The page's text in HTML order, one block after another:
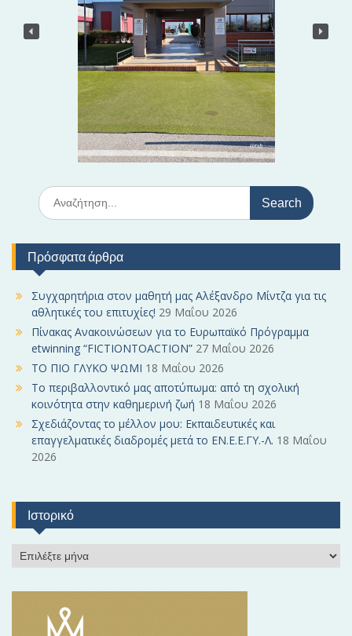
S
e
r
c
h
f
o
r
:
Πρόσφατα άρθρα
Συγχαρητήρια στον μαθητή μας Αλέξανδρο Μίντζα για τις
αθλητικές του επιτυχίες! 29 Μαΐου 2026
Πίνακας Ανακοινώσεων για το Ευρωπαϊκό Πρόγραμμα
etwinning “FICTIONTOACTION” 27 Μαΐου 2026
ΤΟ ΠΙΟ ΓΛΥΚΟ ΨΩΜΙ 18 Μαΐου 2026
Το περιβαλλοντικό μας αποτύπωμα: από τη σχολική
κοινότητα στην καθημερινή ζωή 18 Μαΐου 2026
Σχεδιάζοντας το μέλλον μου: Εκπαιδευτικές και
επαγγελματικές διαδρομές μετά το ΕΝ.Ε.Ε.ΓΥ.-Λ. 18 Μαΐου
2026
Ιστορικό